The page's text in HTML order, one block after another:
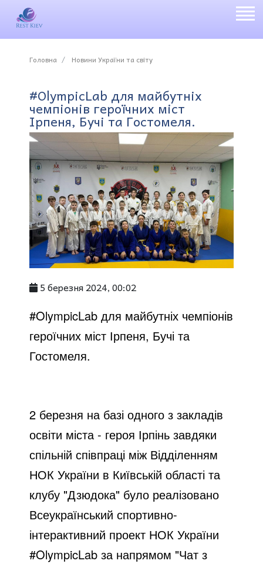
Головна Новини України та світу
#OlympicLab для майбутніх
чемпіонів героїчних міст
Ірпеня, Бучі та Гостомеля.
5 березня 2024, 00:02
#OlympicLab для майбутніх чемпіонів
героїчних міст Ірпеня, Бучі та
Гостомеля.
2 березня на базі одного з закладів
освіти міста - героя Ірпінь завдяки
спільній співпраці між Відділенням
НОК України в Київській області та
клубу "Дзюдока" було реалізовано
Всеукраїнський спортивно-
інтерактивний проект НОК України
#OlympicLab за напрямом "Чат з